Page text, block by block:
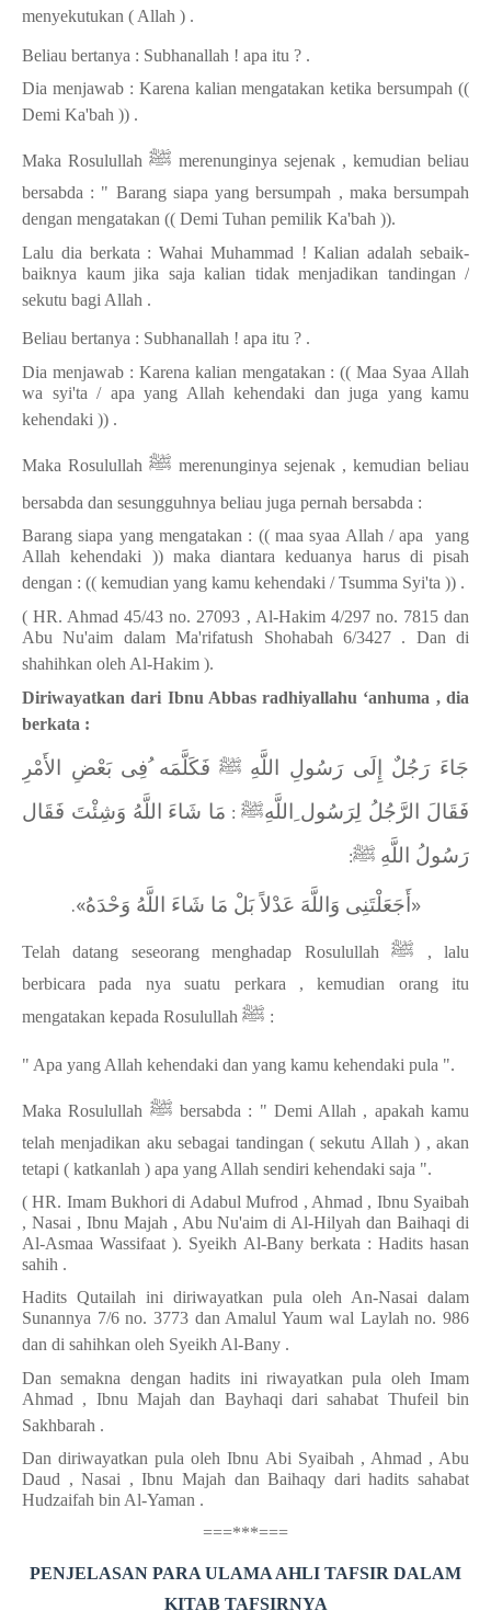
menyekutukan ( Allah ) .
Beliau bertanya : Subhanallah ! apa itu ? .
Dia menjawab : Karena kalian mengatakan ketika bersumpah ((
Demi Ka'bah )) .
Maka Rosulullah ﷺ merenunginya sejenak , kemudian beliau
bersabda : " Barang siapa yang bersumpah , maka bersumpah
dengan mengatakan (( Demi Tuhan pemilik Ka'bah )).
Lalu dia berkata : Wahai Muhammad ! Kalian adalah sebaik-
baiknya kaum jika saja kalian tidak menjadikan tandingan /
sekutu bagi Allah .
Beliau bertanya : Subhanallah ! apa itu ? .
Dia menjawab : Karena kalian mengatakan : (( Maa Syaa Allah
wa syi'ta / apa yang Allah kehendaki dan juga yang kamu
kehendaki )) .
Maka Rosulullah ﷺ merenunginya sejenak , kemudian beliau
bersabda dan sesungguhnya beliau juga pernah bersabda :
Barang siapa yang mengatakan : (( maa syaa Allah / apa
yang
Allah kehendaki )) maka diantara keduanya harus di pisah
dengan : (( kemudian yang kamu kehendaki / Tsumma Syi'ta )) .
( HR. Ahmad 45/43 no. 27093 , Al-Hakim 4/297 no. 7815 dan
Abu Nu'aim dalam Ma'rifatush Shohabah 6/3427 . Dan di
shahihkan oleh Al-Hakim ).
Diriwayatkan dari Ibnu Abbas radhiyallahu ‘anhuma , dia
berkata :
جَاءَ رَجُلٌ إِلَى رَسُولِ اللَّهِ ﷺ فَكَلَّمَه ُفِى بَعْضِ الأَمْرِ
فَقَالَ الرَّجُلُ لِرَسُول ِاللَّهِﷺ : مَا شَاءَ اللَّهُ وَشِئْتَ فَقَال
َرَسُولُ اللَّهِ ﷺ:
«أَجَعَلْتَنِى وَاللَّهَ عَدْلاً بَلْ مَا شَاءَ اللَّهُ وَحْدَهُ».
Telah datang seseorang menghadap Rosulullahﷺ , lalu
berbicara pada nya suatu perkara , kemudian orang itu
mengatakan kepada Rosulullah ﷺ :
" Apa yang Allah kehendaki dan yang kamu kehendaki pula ".
Maka Rosulullah ﷺ bersabda : " Demi Allah , apakah kamu
telah menjadikan aku sebagai tandingan ( sekutu Allah ) , akan
tetapi ( katkanlah ) apa yang Allah sendiri kehendaki saja ".
( HR. Imam Bukhori di Adabul Mufrod , Ahmad , Ibnu Syaibah
, Nasai , Ibnu Majah , Abu Nu'aim di Al-Hilyah dan Baihaqi di
Al-Asmaa Wassifaat ). Syeikh Al-Bany berkata : Hadits hasan
sahih .
Hadits Qutailah ini diriwayatkan pula oleh An-Nasai dalam
Sunannya 7/6 no. 3773 dan Amalul Yaum wal Laylah no. 986
dan di sahihkan oleh Syeikh Al-Bany .
Dan semakna dengan hadits ini riwayatkan pula oleh Imam
Ahmad , Ibnu Majah dan Bayhaqi dari sahabat Thufeil bin
Sakhbarah .
Dan diriwayatkan pula oleh Ibnu Abi Syaibah , Ahmad , Abu
Daud , Nasai , Ibnu Majah dan Baihaqy dari hadits sahabat
Hudzaifah bin Al-Yaman .
===***===
PENJELASAN PARA ULAMA AHLI TAFSIR DALAM
KITAB TAFSIRNYA